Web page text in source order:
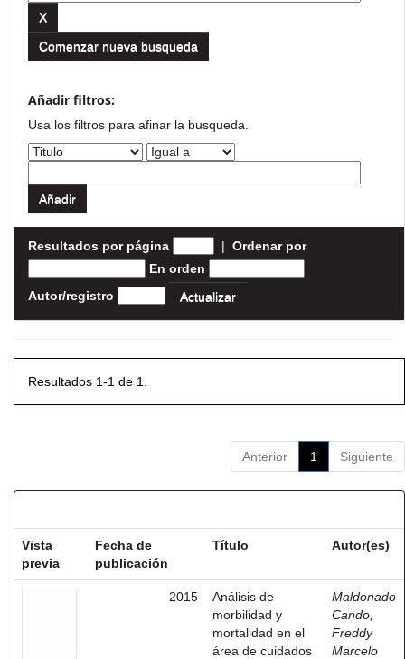
Comenzar nueva busqueda
Añadir filtros:
Usa los filtros para afinar la busqueda.
Resultados por página | Ordenar por
En orden
Autor/registro
Resultados 1-1 de 1.
Anterior 1 Siguiente
Vista
previa
Fecha de
publicación
Título Autor(es)
2015
Análisis de
morbilidad y
mortalidad en el
área de cuidados
Maldonado
Cando,
Freddy
Marcelo